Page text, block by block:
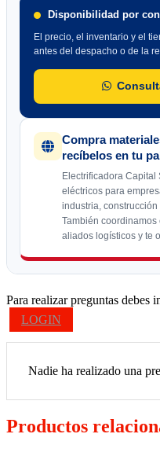
Disponibilidad por
El precio, el inventario y el
antes del despacho o de la
Compra
recíbelos en tu
Electrificadora
eléctricos para
industria,
También
aliados logísticos y te
Para realizar preguntas debes
LOGIN
Nadie ha realizado una
Productos